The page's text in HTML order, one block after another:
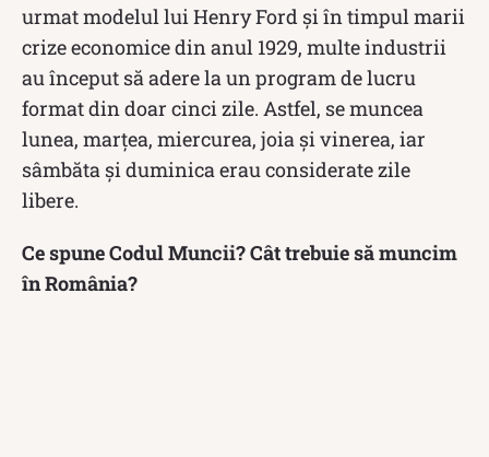
urmat modelul lui Henry Ford și în timpul marii
crize economice din anul 1929, multe industrii
au început să adere la un program de lucru
format din doar cinci zile. Astfel, se muncea
lunea, marțea, miercurea, joia și vinerea, iar
sâmbăta și duminica erau considerate zile
libere.
Ce spune Codul Muncii? Cât trebuie să muncim
în România?